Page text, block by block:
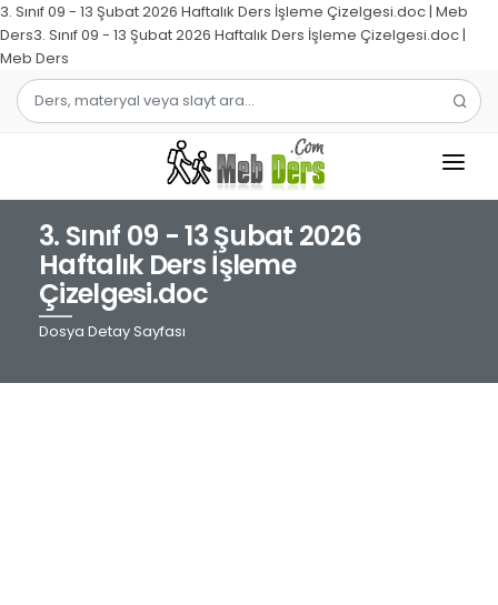
3. Sınıf 09 - 13 Şubat 2026 Haftalık Ders İşleme Çizelgesi.doc | Meb
Ders3. Sınıf 09 - 13 Şubat 2026 Haftalık Ders İşleme Çizelgesi.doc |
Meb Ders
1.SINIF
2.SINIF
3.SINIF
4.SINIF
3. Sınıf 09 - 13 Şubat 2026
Haftalık Ders İşleme
Çizelgesi.doc
Dosya Detay Sayfası